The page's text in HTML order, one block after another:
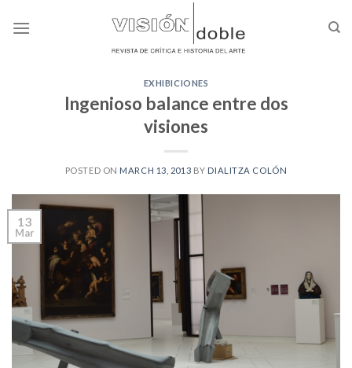
EXHIBICIONES
Ingenioso balance entre dos
visiones
POSTED ON MARCH 13, 2013 BY DIALITZA COLÓN
13
Mar